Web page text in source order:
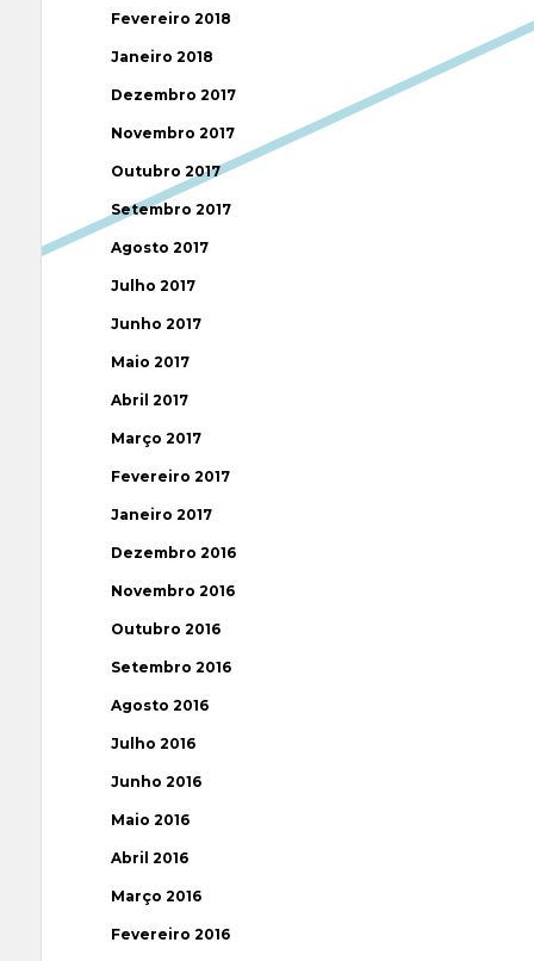
Fevereiro 2018
Janeiro 2018
Dezembro 2017
Novembro 2017
Outubro 2017
Setembro 2017
Agosto 2017
Julho 2017
Junho 2017
Maio 2017
Abril 2017
Março 2017
Fevereiro 2017
Janeiro 2017
Dezembro 2016
Novembro 2016
Outubro 2016
Setembro 2016
Agosto 2016
Julho 2016
Junho 2016
Maio 2016
Abril 2016
Março 2016
Fevereiro 2016